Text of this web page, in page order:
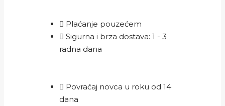
Plaćanje pouzećem
Sigurna i brza dostava: 1 - 3
radna dana
Povraćaj novca u roku od 14
dana